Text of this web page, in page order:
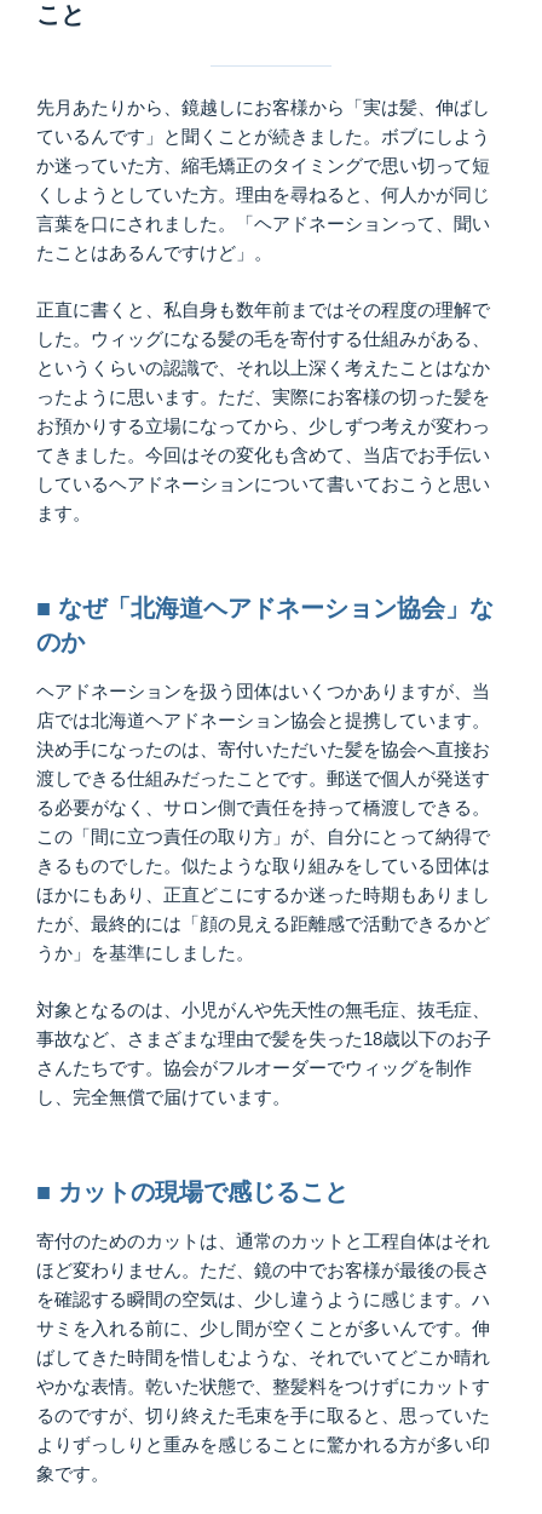
こと
先月あたりから、鏡越しにお客様から「実は髪、伸ばし
ているんです」と聞くことが続きました。ボブにしよう
か迷っていた方、縮毛矯正のタイミングで思い切って短
くしようとしていた方。理由を尋ねると、何人かが同じ
言葉を口にされました。「ヘアドネーションって、聞い
たことはあるんですけど」。
正直に書くと、私自身も数年前まではその程度の理解で
した。ウィッグになる髪の毛を寄付する仕組みがある、
というくらいの認識で、それ以上深く考えたことはなか
ったように思います。ただ、実際にお客様の切った髪を
お預かりする立場になってから、少しずつ考えが変わっ
てきました。今回はその変化も含めて、当店でお手伝い
しているヘアドネーションについて書いておこうと思い
ます。
■ なぜ「北海道ヘアドネーション協会」な
のか
ヘアドネーションを扱う団体はいくつかありますが、当
店では北海道ヘアドネーション協会と提携しています。
決め手になったのは、寄付いただいた髪を協会へ直接お
渡しできる仕組みだったことです。郵送で個人が発送す
る必要がなく、サロン側で責任を持って橋渡しできる。
この「間に立つ責任の取り方」が、自分にとって納得で
きるものでした。似たような取り組みをしている団体は
ほかにもあり、正直どこにするか迷った時期もありまし
たが、最終的には「顔の見える距離感で活動できるかど
うか」を基準にしました。
対象となるのは、小児がんや先天性の無毛症、抜毛症、
事故など、さまざまな理由で髪を失った18歳以下のお子
さんたちです。協会がフルオーダーでウィッグを制作
し、完全無償で届けています。
■ カットの現場で感じること
寄付のためのカットは、通常のカットと工程自体はそれ
ほど変わりません。ただ、鏡の中でお客様が最後の長さ
を確認する瞬間の空気は、少し違うように感じます。ハ
サミを入れる前に、少し間が空くことが多いんです。伸
ばしてきた時間を惜しむような、それでいてどこか晴れ
やかな表情。乾いた状態で、整髪料をつけずにカットす
るのですが、切り終えた毛束を手に取ると、思っていた
よりずっしりと重みを感じることに驚かれる方が多い印
象です。